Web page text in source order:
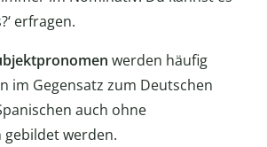
erfragen.
werden häufig
im Gegensatz zum Deutschen
auch ohne
werden.